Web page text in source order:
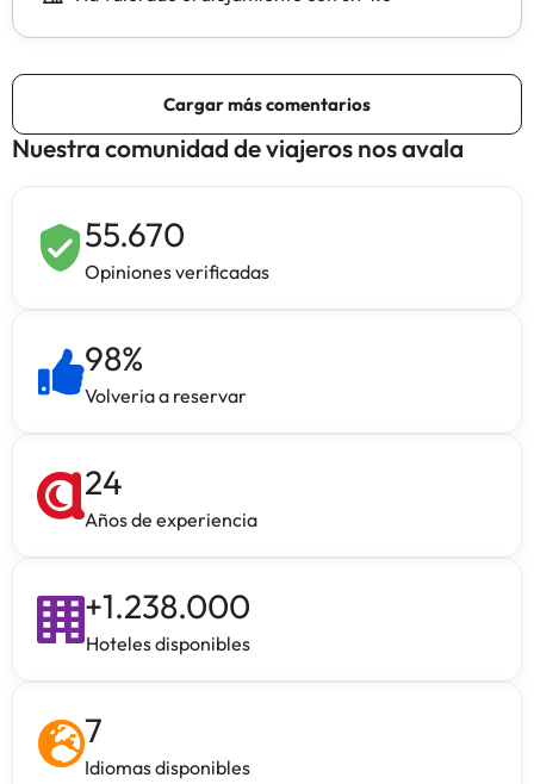
Nuestra comunidad de viajeros nos avala
55.670
Opiniones verificadas
98%
Volveria a reservar
24
Años de experiencia
+1.238.000
Hoteles disponibles
7
Idiomas disponibles